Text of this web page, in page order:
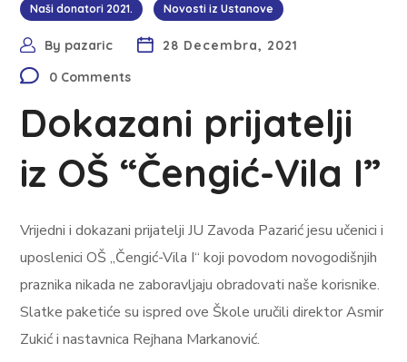
Naši donatori 2021. Novosti iz Ustanove
By pazaric
28 Decembra, 2021
0 Comments
Dokazani prijatelji
iz OŠ “Čengić-Vila I”
Vrijedni i dokazani prijatelji JU Zavoda Pazarić jesu učenici i
uposlenici OŠ „Čengić-Vila I“ koji povodom novogodišnjih
praznika nikada ne zaboravljaju obradovati naše korisnike.
Slatke paketiće su ispred ove Škole uručili direktor Asmir
Zukić i nastavnica Rejhana Markanović.